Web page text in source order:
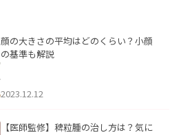
顔の大きさの平均はどのくらい？小顔
の基準も解説
2023.12.12
【医師監修】稗粒腫の治し方は？気に